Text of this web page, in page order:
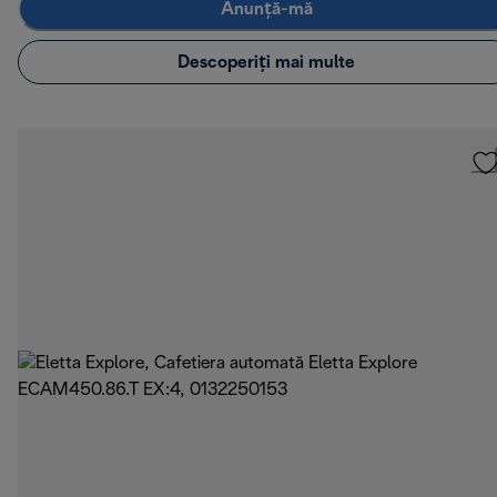
Anunță-mă
Descoperiți mai multe